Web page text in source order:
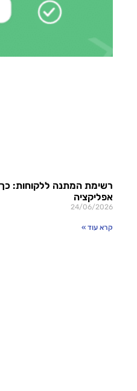
רשימת המתנה ללקוחות:
אפליקציה
24/06/2026
קרא עוד »